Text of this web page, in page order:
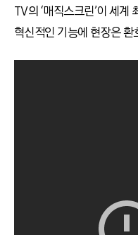
TV의 ‘매직스크린’이 세계
혁신적인 기능에 현장은 환